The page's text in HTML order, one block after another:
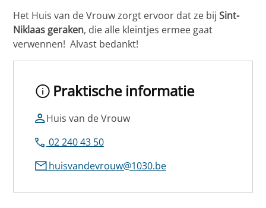
Het Huis van de Vrouw zorgt ervoor dat ze bijSint-
Niklaas geraken, die alle kleintjes ermee gaat
verwennen! Alvast bedankt!
Praktische informatie
Huis van de Vrouw
02 240 43 50
huisvandevrouw@1030.be